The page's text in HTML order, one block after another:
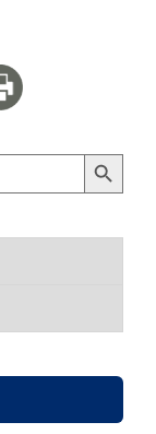
Search Button